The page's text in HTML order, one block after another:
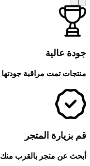
جودة عالية
منتجات تمت مراقبة جودتها
قم بزيارة المتجر
أبحث عن متجر بالقرب منك